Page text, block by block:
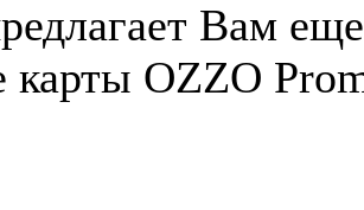
Вам
карты OZZO